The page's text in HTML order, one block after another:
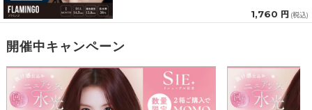
1,760 円 (税込)
開催中キャンペーン